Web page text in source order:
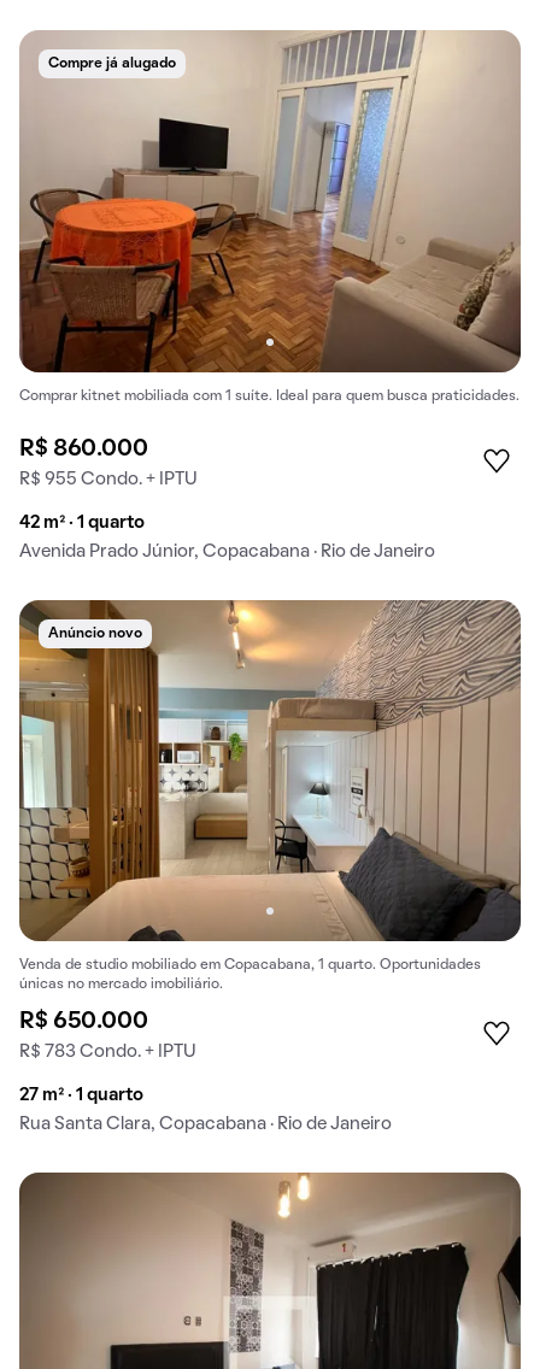
Compre já alugado
Comprar kitnet mobiliada com 1 suíte. Ideal para quem busca praticidades.
R$ 860.000
R$ 955 Condo. + IPTU
42 m² · 1 quarto
Avenida Prado Júnior, Copacabana · Rio de Janeiro
Anúncio novo
Venda de studio mobiliado em Copacabana, 1 quarto. Oportunidades
únicas no mercado imobiliário.
R$ 650.000
R$ 783 Condo. + IPTU
27 m² · 1 quarto
Rua Santa Clara, Copacabana · Rio de Janeiro